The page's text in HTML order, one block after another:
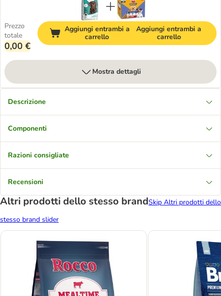
Prezzo
totale
0,00 €
Aggiungi entrambi a
carrello
Aggiungi entrambi a
carrello
Mostra dettagli
Descrizione
Componenti
Razioni consigliate
Recensioni
Altri prodotti dello stesso brandSkip Altri prodotti dello
stesso brand slider